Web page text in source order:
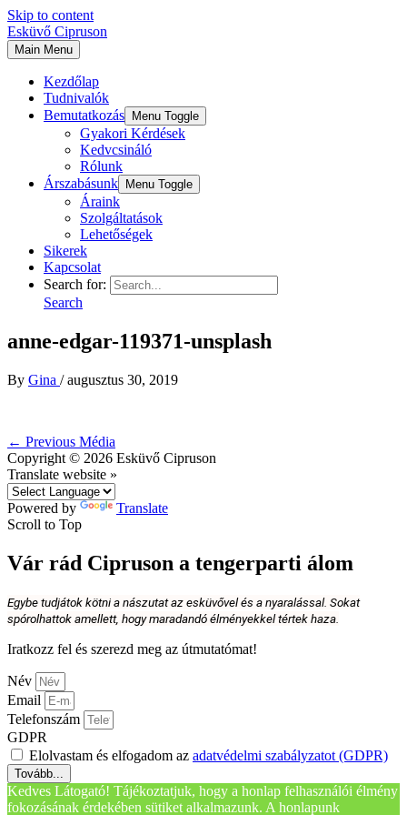
Skip to content
Esküvő Cipruson
Main Menu
Kezdőlap
Tudnivalók
Bemutatkozás
Menu Toggle
Gyakori Kérdések
Kedvcsináló
Rólunk
Árszabásunk
Menu Toggle
Áraink
Szolgáltatások
Lehetőségek
Sikerek
Kapcsolat
Search for:
Search
anne-edgar-119371-unsplash
By Gina /augusztus 30, 2019
← Previous Média
Copyright © 2026 Esküvő Cipruson
Translate website »
Powered by
Translate
Scroll to Top
Vár rád Cipruson a tengerparti álom
Egybe tudjátok kötni a nászutat az esküvővel és a nyaralással. Sokat
spórolhattok amellett, hogy maradandó élményekkel tértek haza.
Iratkozz fel és szerezd meg az útmutatómat!
Név
Email
Telefonszám
GDPR
Elolvastam és elfogadom az adatvédelmi szabályzatot (GDPR)
Tovább...
Kedves Látogató! Tájékoztatjuk, hogy a honlap felhasználói élmény
fokozásának érdekében sütiket alkalmazunk. A honlapunk